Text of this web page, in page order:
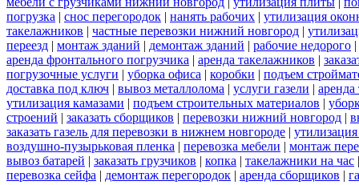
погрузка | снос перегородок | нанять рабочих | утилизация
такелажников | частные перевозки нижний новгород |
переезд | монтаж зданий | демонтаж зданий | рабочие недорого |
аренда фронтального погрузчика | аренда такелажников |
погрузочные услуги | уборка офиса | коробки | подъем
доставка под ключ | вывоз металлолома | услуги газели | аренда
утилизация камазами | подъем строительных материалов |
строений | заказать сборщиков | перевозки нижний новгород |
заказать газель для перевозки в нижнем новгороде |
воздушно-пузырьковая пленка | перевозка мебели | монтаж
вывоз батарей | заказать грузчиков | копка | такелажники на час
перевозка сейфа | демонтаж перегородок | аренда сборщиков |